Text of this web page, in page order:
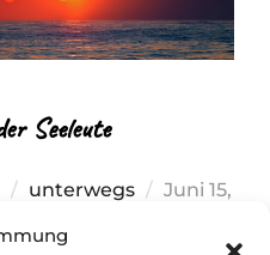
Seeleute
unterwegs
Juni 15,
Kommentar